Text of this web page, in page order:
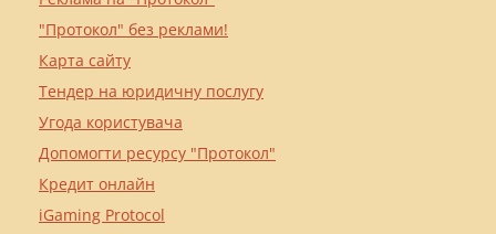
"Протокол" без реклами!
Карта сайту
Тендер на юридичну послугу
Угода користувача
Допомогти ресурсу "Протокол"
Кредит онлайн
iGaming Protocol